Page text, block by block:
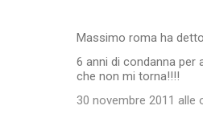
Massimo roma ha
6 anni di condanna per
che non mi torna!!!!
30 novembre 2011 alle